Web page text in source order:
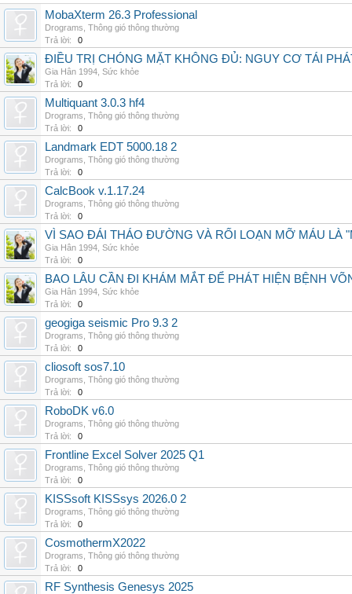
MobaXterm 26.3 Professional
Drograms Thông gió thông thường
Trả lời:
0
ĐIỀU TRỊ CHÓNG MẶT KHÔNG ĐỦ: NGUY CƠ TÁI
Gia Hân 1994 Sức khỏe
Trả lời:
0
Multiquant 3.0.3 hf4
Drograms Thông gió thông thường
Trả lời:
0
Landmark EDT 5000.18 2
Drograms Thông gió thông thường
Trả lời:
0
CalcBook v.1.17.24
Drograms Thông gió thông thường
Trả lời:
0
VÌ SAO ĐÁI THÁO ĐƯỜNG VÀ RỐI LOẠN MỠ MÁU LÀ
Gia Hân 1994 Sức khỏe
Trả lời:
0
BAO LÂU CẦN ĐI KHÁM MẮT ĐỂ PHÁT HIỆN BỆNH
Gia Hân 1994 Sức khỏe
Trả lời:
0
geogiga seismic Pro 9.3 2
Drograms Thông gió thông thường
Trả lời:
0
cliosoft sos7.10
Drograms Thông gió thông thường
Trả lời:
0
RoboDK v6.0
Drograms Thông gió thông thường
Trả lời:
0
Frontline Excel Solver 2025 Q1
Drograms Thông gió thông thường
Trả lời:
0
KISSsoft KISSsys 2026.0 2
Drograms Thông gió thông thường
Trả lời:
0
CosmothermX2022
Drograms Thông gió thông thường
Trả lời:
0
RF Synthesis Genesys 2025